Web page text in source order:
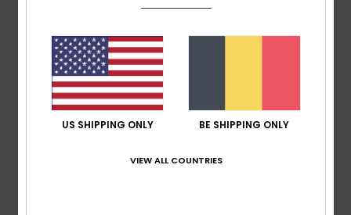
Reviews van klanten
Gemiddelde score
5.0/5
1 geverifieerde beoordelingen
US SHIPPING ONLY BE SHIPPING ONLY
VIEW ALL COUNTRIES